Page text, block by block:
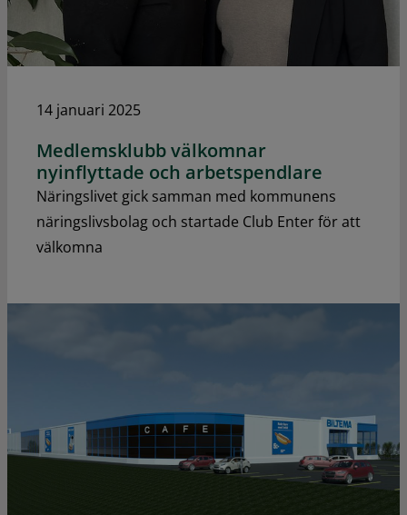
14 januari 2025
Medlemsklubb välkomnar
nyinflyttade och arbetspendlare
Näringslivet gick samman med kommunens
näringslivsbolag och startade Club Enter för att
välkomna